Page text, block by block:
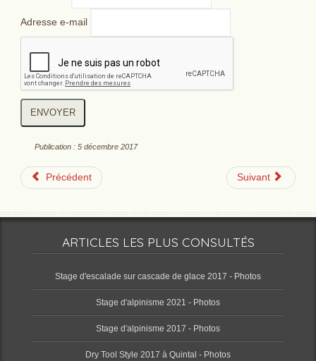
Adresse e-mail
ENVOYER
Publication : 5 décembre 2017
Précédent Suivant
ARTICLES LES PLUS CONSULTÉS
Stage d'escalade sur cascade de glace 2017 - Photos
Stage d'alpinisme 2021 - Photos
Stage d'alpinisme 2017 - Photos
Dry Tool Style 2017 à Quintal - Photos